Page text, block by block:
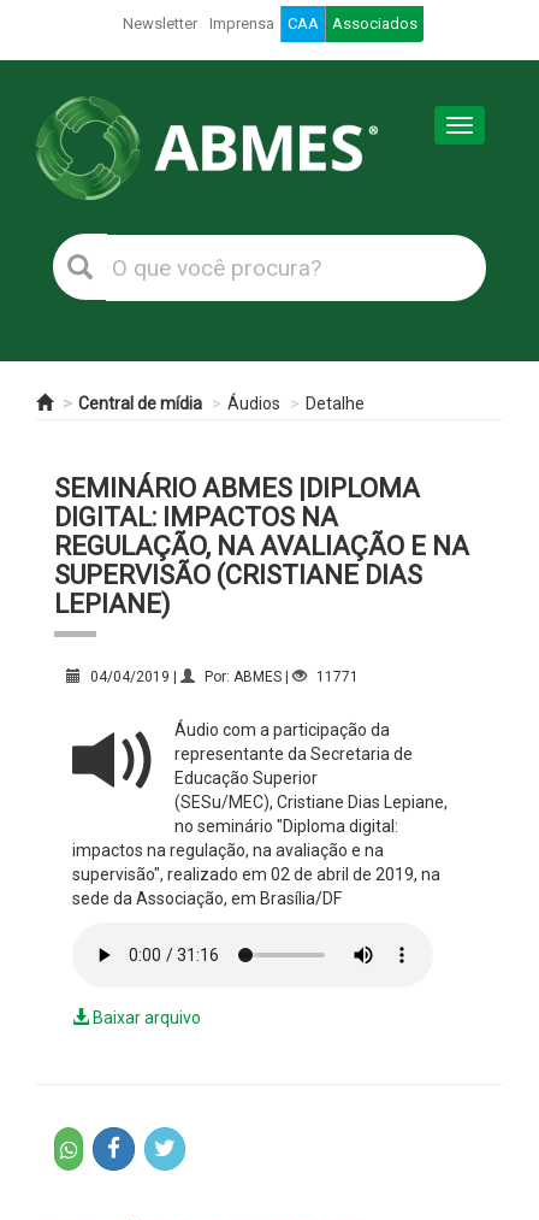
Newsletter Imprensa CAA Associados
Toggle
Central de mídia Áudios Detalhe
SEMINÁRIO ABMES |DIPLOMA
DIGITAL: IMPACTOS NA
REGULAÇÃO, NA AVALIAÇÃO E NA
SUPERVISÃO (CRISTIANE DIAS
LEPIANE)
04/04/2019 | Por: ABMES | 11771
Áudio com a participação da
representante da Secretaria de
Educação Superior
(SESu/MEC), Cristiane Dias Lepiane,
no seminário "Diploma digital:
impactos na regulação, na avaliação e na
supervisão", realizado em 02 de abril de 2019, na
sede da Associação, em Brasília/DF
Baixar arquivo